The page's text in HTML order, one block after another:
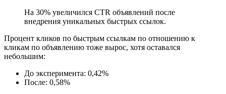
На 30% увеличился CTR объявлений после
внедрения уникальных быстрых ссылок.
Процент кликов по быстрым ссылкам по отношению к
кликам по объявлению тоже вырос, хотя оставался
небольшим:
До эксперимента: 0,42%
После: 0,58%